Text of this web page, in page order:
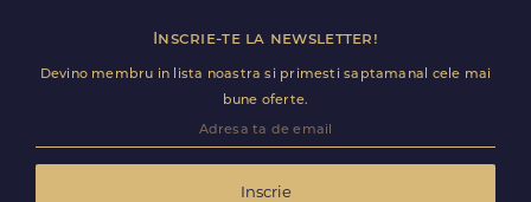
Inscrie-te la newsletter!
Devino membru in lista noastra si primesti saptamanal cele mai
bune oferte.
Inscrie